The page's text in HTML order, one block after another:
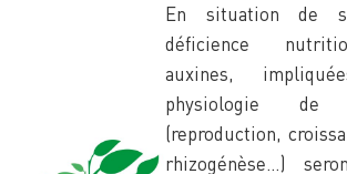
En situation de
déficience
auxines,
physiologie
(reproduction,
rhizogénèse…)